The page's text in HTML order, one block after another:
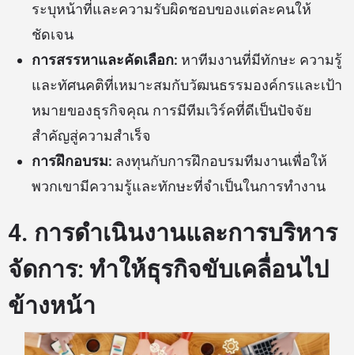
ระบุหน้าที่และความรับผิดชอบของแต่ละคนให้
ชัดเจน
การสรรหาและคัดเลือก: หาทีมงานที่มีทักษะ ความรู้
และทัศนคติที่เหมาะสมกับวัฒนธรรมองค์กรและเป้า
หมายของธุรกิจคุณ การมีทีมเวิร์คที่ดีเป็นปัจจัย
สำคัญสู่ความสำเร็จ
การฝึกอบรม: ลงทุนกับการฝึกอบรมทีมงานเพื่อให้
พวกเขามีความรู้และทักษะที่จำเป็นในการทำงาน
4. การดำเนินงานและการบริหาร
จัดการ: ทำให้ธุรกิจขับเคลื่อนไป
ข้างหน้า